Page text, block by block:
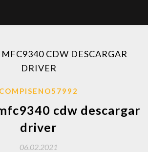
CDW DESCARGAR
DRIVER
COMPISENO57992
cdw descargar
driver
06.02.2021